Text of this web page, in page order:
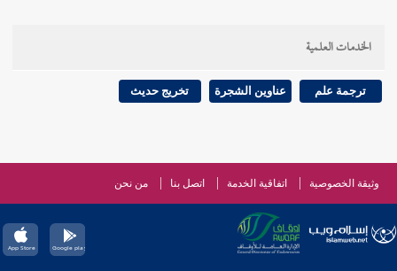
الخدمات العلمية
ترجمة علم عناوين الشجرة تخريج حديث
وثيقة الخصوصية اتفاقية الخدمة اتصل بنا من نحن